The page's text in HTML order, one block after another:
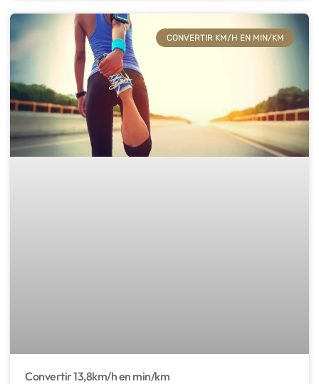
CONVERTIR KM/H EN MIN/KM
Convertir 13,8km/h en min/km